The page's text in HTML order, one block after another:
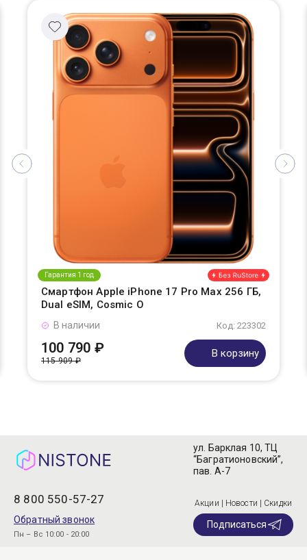
Гарантия 1 год
Смартфон Apple iPhone 17 Pro Max 256 ГБ,
Dual eSIM, Cosmic O
Код: 223302
В наличии
100 790 ₽
115 909 ₽
В корзину
8 800 550-57-27
Обратный звонок
Пн – Вс 10:00 - 20:00
ул. Барклая 10, ТЦ
“Багратионовский”,
пав. А-7
Акции | Новости | Скидки
Подписаться